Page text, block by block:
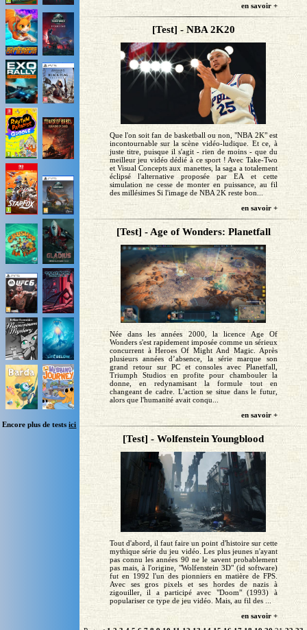
Encore plus de testsici
en savoir +
[Test] - NBA 2K20
Que l'on soit fan de basketball ou non, "NBA 2K" est
incontournable sur la scène vidéo-ludique. Et ce, à
juste titre, puisque il s'agit - rien de moins - que du
meilleur jeu vidéo dédié à ce sport ! Avec Take-Two
et Visual Concepts aux manettes, la saga a totalement
éclipsé l'alternative proposée par EA et cette
simulation ne cesse de monter en puissance, au fil
des millésimes Si l'image de NBA 2K reste bon...
en savoir +
[Test] - Age of Wonders: Planetfall
Née dans les années 2000, la licence Age Of
Wonders s'est rapidement imposée comme un sérieux
concurrent à Heroes Of Might And Magic. Après
plusieurs années d’absence, la série marque son
grand retour sur PC et consoles avec Planetfall,
Triumph Studios en profite pour chambouler la
donne, en redynamisant la formule tout en
changeant de cadre. L'action se situe dans le futur,
alors que l'humanité avait conqu...
en savoir +
[Test] - Wolfenstein Youngblood
Tout d'abord, il faut faire un point d'histoire sur cette
mythique série du jeu vidéo. Les plus jeunes n'ayant
pas connu les années 90 ne le savent probablement
pas mais, à l'origine, "Wolfenstein 3D" (id software)
fut en 1992 l'un des pionniers en matière de FPS.
Avec ses gros pixels et ses hordes de nazis à
zigouiller, il a participé avec "Doom" (1993) à
populariser ce type de jeu vidéo. Mais, au fil des ...
en savoir +